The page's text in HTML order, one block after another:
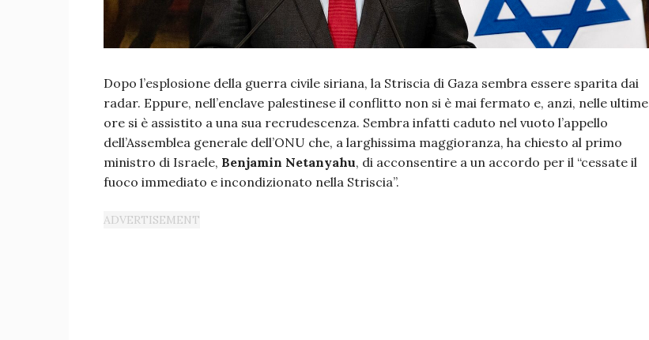
Dopo l’esplosione della guerra civile siriana, la Striscia di Gaza sembra essere sparita dai
radar. Eppure, nell’enclave palestinese il conflitto non si è mai fermato e, anzi, nelle ultime
ore si è assistito a una sua recrudescenza. Sembra infatti caduto nel vuoto l’appello
dell’Assemblea generale dell’ONU che, a larghissima maggioranza, ha chiesto al primo
ministro di Israele, Benjamin Netanyahu, di acconsentire a un accordo per il “cessate il
fuoco immediato e incondizionato nella Striscia”.